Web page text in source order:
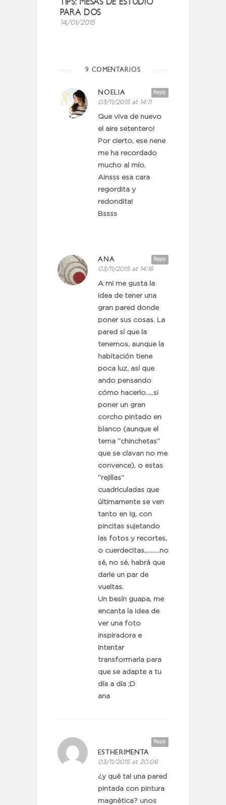
PARA DOS
14/01/2015
9 COMENTARIOS
Reply
NOELIA
03/11/2015 at 14:11
Que viva de nuevo
el aire setentero!
Por cierto, ese nene
me ha recordado
mucho al mío.
Ainsss esa cara
regordita y
redondita!
Bssss
Reply
ANA
03/11/2015 at 14:16
A mi me gusta la
idea de tener una
gran pared donde
poner sus cosas. La
pared sí que la
tenemos, aunque la
habitación tiene
poca luz, así que
ando pensando
cómo hacerlo…..si
poner un gran
corcho pintado en
blanco (aunque el
tema “chinchetas”
que se clavan no me
convence), o estas
“rejillas”
cuadriculadas que
últimamente se ven
tanto en Ig, con
pincitas sujetando
las fotos y recortes,
o cuerdecitas,………no
sé, no sé, habrá que
darle un par de
vueltas.
Un besín guapa, me
encanta la idea de
ver una foto
inspiradora e
intentar
transformarla para
que se adapte a tu
día a día ;D
ana
Reply
ESTHERIMENTA
03/11/2015 at 20:06
¿y qué tal una pared
pintada con pintura
magnética? unos